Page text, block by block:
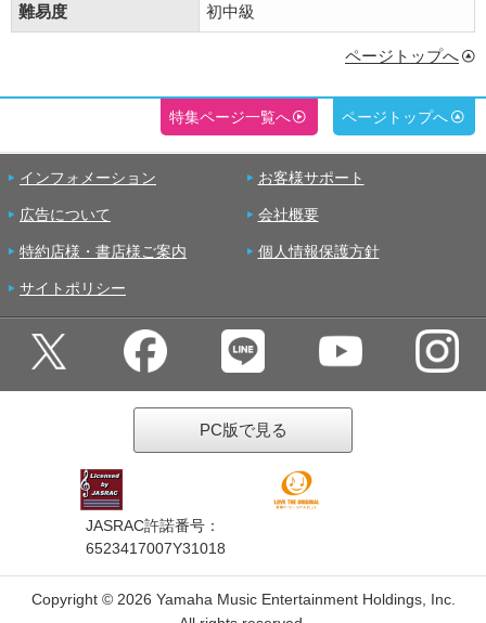
難易度 初中級
ページトップへ
特集ページ一覧へ ページトップへ
インフォメーション お客様サポート
広告について 会社概要
特約店様・書店様ご案内 個人情報保護方針
サイトポリシー
PC版で見る
JASRAC許諾番号：
6523417007Y31018
Copyright © 2026 Yamaha Music Entertainment Holdings, Inc.